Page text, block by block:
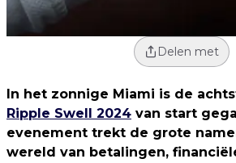
Delen met
In het zonnige Miami is de
Ripple Swell 2024 van start
evenement trekt de grote
wereld van betalingen,